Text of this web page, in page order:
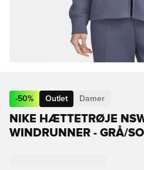
-50% Outlet Damer
NIKE HÆTTETRØJE
WINDRUNNER - GRÅ/